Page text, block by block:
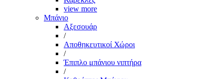
view more
Μπάνιο
Αξεσουάρ
/
Αποθηκευτικοί Χώροι
/
Έπιπλο μπάνιου νιπτήρα
/